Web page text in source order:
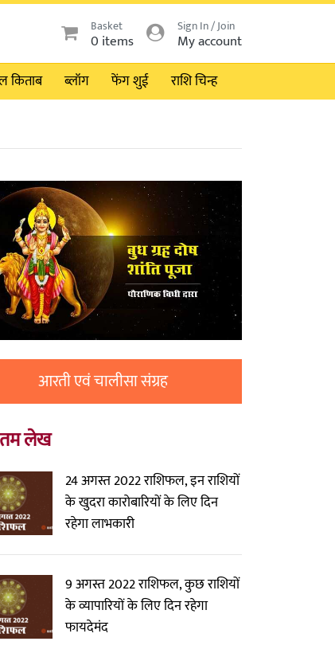
Basket
0 items
Sign In / Join
My account
किताब ब्लॉग फेंग शुई राशि चिन्ह
आरती एवं चालीसा संग्रह
लेख
24 अगस्त 2022 राशिफल, इन राशियों
के खुदरा कारोबारियों के लिए दिन
रहेगा लाभकारी
9 अगस्त 2022 राशिफल, कुछ राशियों
के व्यापारियों के लिए दिन रहेगा
फायदेमंद